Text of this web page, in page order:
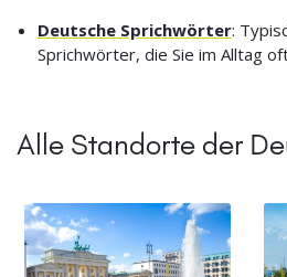
Deutsche Sprichwörter:
Sprichwörter, die Sie im Alltag
Alle Standorte der